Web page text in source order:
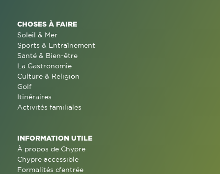
CHOSES À FAIRE
Soleil & Mer
Sports & Entraînement
Santé & Bien-être
La Gastronomie
Culture & Religion
Golf
Itinéraires
Activités familiales
INFORMATION UTILE
À propos de Chypre
Chypre accessible
Formalités d'entrée